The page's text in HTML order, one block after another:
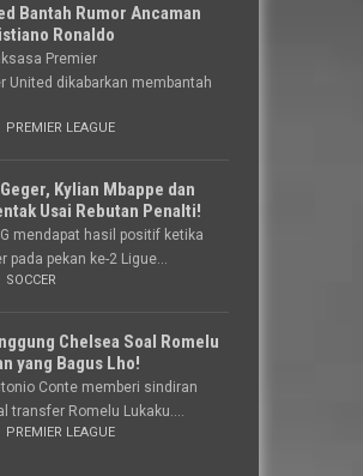
Bantah Rumor Ancaman
Ronaldo
Premier
United dikabarkan membantah
PREMIER LEAGUE
Kylian Mbappe dan
Usai Rebutan Penalti!
mendapat hasil positif ketika
pada pekan ke-2 Ligue...
SOCCER
Chelsea Soal Romelu
yang Bagus Lho!
Conte memberi sindiran
transfer Romelu Lukaku....
PREMIER LEAGUE